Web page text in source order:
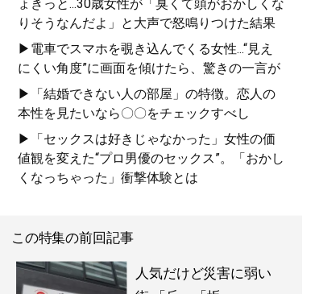
ょきっと...30歳女性が「臭くて頭がおかしくな
りそうなんだよ」と大声で怒鳴りつけた結果
▶電車でスマホを覗き込んでくる女性...“見え
にくい角度”に画面を傾けたら、驚きの一言が
▶「結婚できない人の部屋」の特徴。恋人の
本性を見たいなら〇〇をチェックすべし
▶「セックスは好きじゃなかった」女性の価
値観を変えた“プロ男優のセックス”。「おかし
くなっちゃった」衝撃体験とは
この特集の前回記事
人気だけど災害に弱い